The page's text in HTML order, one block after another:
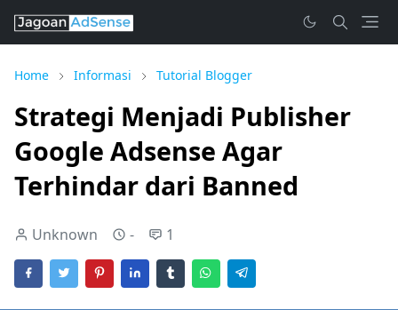
Home Informasi Tutorial Blogger
Strategi Menjadi Publisher
Google Adsense Agar
Terhindar dari Banned
Unknown - 1